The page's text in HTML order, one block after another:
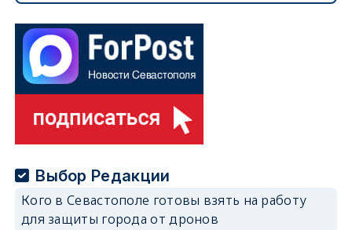
Выбор Редакции
Кого в Севастополе готовы взять на работу
для защиты города от дронов